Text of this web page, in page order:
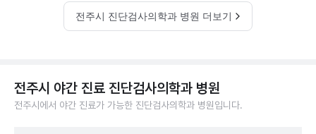
전주시 진단검사의학과 병원 더보기
전주시 야간 진료 진단검사의학과 병원
전주시에서 야간 진료가 가능한 진단검사의학과 병원입니다.